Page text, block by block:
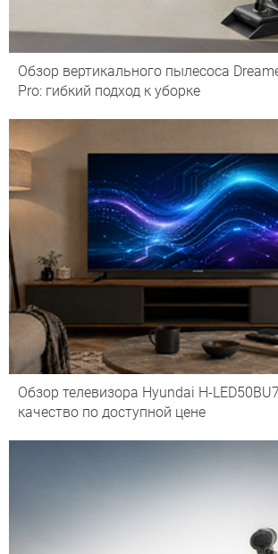
Обзор вертикального пылесоса
Pro: гибкий подход к уборке
Обзор телевизора Hyundai H-
качество по доступной цене